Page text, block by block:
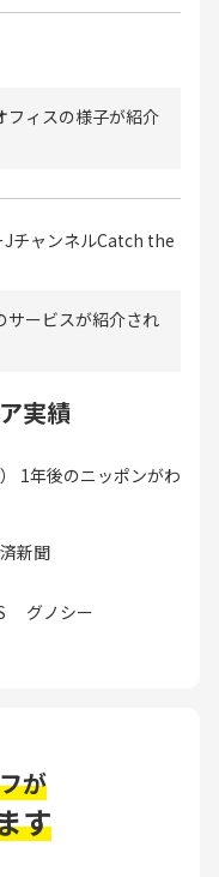
フィスの様子が紹介
チャンネルCatch the
サービスが紹介され
実績
1年後のニッポンがわ
新聞
グノシー
が
す